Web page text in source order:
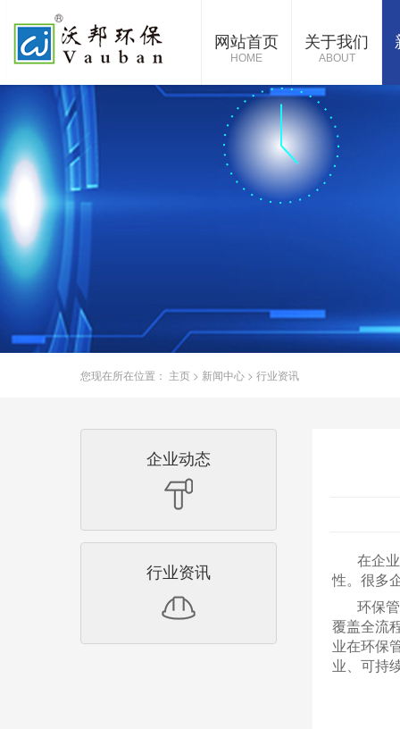
网站首页
HOME
关于我们
ABOUT
您现在所在位置： 主页 > 新闻中心 > 行业资讯
企业动态
行业资讯
在企
性。很多
环保
覆盖全流
业在环保
业、可持